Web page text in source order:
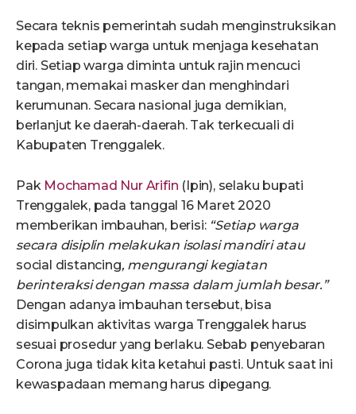
Secara teknis pemerintah sudah menginstruksikan
kepada setiap warga untuk menjaga kesehatan
diri. Setiap warga diminta untuk rajin mencuci
tangan, memakai masker dan menghindari
kerumunan. Secara nasional juga demikian,
berlanjut ke daerah-daerah. Tak terkecuali di
Kabupaten Trenggalek.
Pak Mochamad Nur Arifin (Ipin), selaku bupati
Trenggalek, pada tanggal 16 Maret 2020
memberikan imbauhan, berisi: “Setiap warga
secara disiplin melakukan isolasi mandiri atau
social distancing, mengurangi kegiatan
berinteraksi dengan massa dalam jumlah besar.”
Dengan adanya imbauhan tersebut, bisa
disimpulkan aktivitas warga Trenggalek harus
sesuai prosedur yang berlaku. Sebab penyebaran
Corona juga tidak kita ketahui pasti. Untuk saat ini
kewaspadaan memang harus dipegang.